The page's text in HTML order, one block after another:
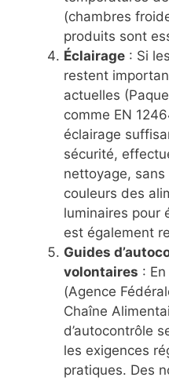
(chambres
produits sont
Éclairage : Si
restent
actuelles
comme EN
éclairage
sécurité,
nettoyage,
couleurs des
luminaires pour
est également
Guides
volontaires : En
(Agence
Chaîne
d’autocontrôle
les exigences
pratiques. Des